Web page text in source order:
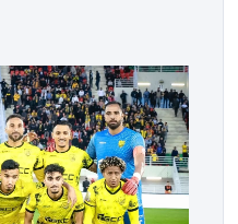
ووسط القارة. ​وسيكون
مواجهة المتأهل من
واريورز النيجيري ونادي